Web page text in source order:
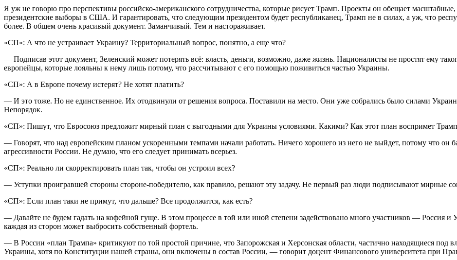
Я уж не говорю про перспективы российско-американского сотрудничества, которые рисует Трамп. Проекты он обещает
президентские выборы в США. И гарантировать, что следующим президентом будет республиканец, Трамп не в силах, а уж, что
более. В общем очень красивый документ. Заманчивый. Тем и настораживает.
«СП»: А что не устраивает Украину? Территориальный вопрос, понятно, а еще что?
— Подписав этот документ, Зеленский может потерять всё: власть, деньги, возможно, даже жизнь. Националисты не простят ему
европейцы, которые лояльны к нему лишь потому, что рассчитывают с его помощью поживиться частью Украины.
«СП»: А в Европе почему истерят? Не хотят платить?
— И это тоже. Но не единственное. Их отодвинули от решения вопроса. Поставили на место. Они уже собрались было силами
Непорядок.
«СП»: Пишут, что Евросоюз предложит мирный план с выгодными для Украины условиями. Какими? Как этот план воспримет
— Говорят, что над европейским планом ускоренными темпами начали работать. Ничего хорошего из него не выйдет, потому что он
агрессивности России. Не думаю, что его следует принимать всерьез.
«СП»: Реально ли скорректировать план так, чтобы он устроил всех?
— Уступки проигравшей стороны стороне-победителю, как правило, решают эту задачу. Не первый раз люди подписывают мирные
«СП»: Если план таки не примут, что дальше? Все продолжится, как есть?
— Давайте не будем гадать на кофейной гуще. В этом процессе в той или иной степени задействовано много участников —
каждая из сторон может выбросить собственный фортель.
— В России «план Трампа» критикуют по той простой причине, что Запорожская и Херсонская области, частично находящиеся под
Украины, хотя по Конституции нашей страны, они включены в состав России, — говорит доцент Финансового университета при